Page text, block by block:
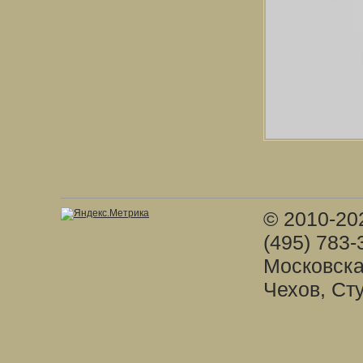
© 2010-
(495)
Чехов,